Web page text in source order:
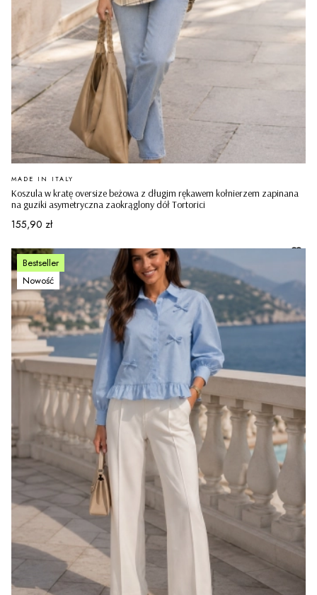
Koszula w kratę oversize beżowa z długim rękawem kołnierzem zapinana
na guziki asymetryczna zaokrąglony dół Tortorici
PRODUCENT
MADE IN ITALY
Cena
155,90 zł
Bestseller
Nowość